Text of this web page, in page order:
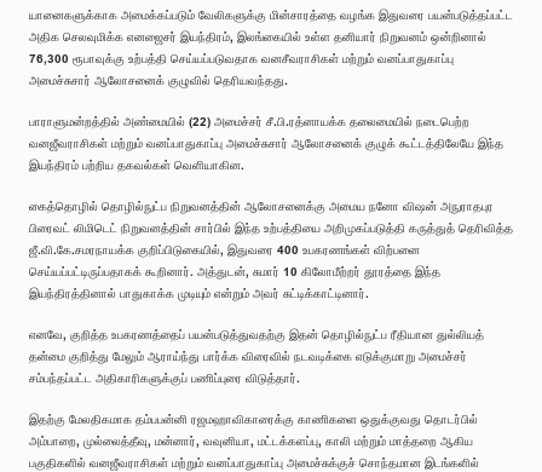
யானைகளுக்காக அமைக்கப்படும் வேலிகளுக்கு மின்சாரத்தை வழங்க இதுவரை பயன்படுத்தப்பட்ட
அதிக செலவுமிக்க எனஜைசர் இயந்திரம், இலங்கையில் உள்ள தனியார் நிறுவனம் ஒன்றினால்
76,300 ரூபாவுக்கு உற்பத்தி செய்யப்படுவதாக வனசீவராசிகள் மற்றும் வனப்பாதுகாப்பு
அமைச்சுசார் ஆலோசனைக் குழுவில் தெரியவந்தது.
பாராளுமன்றத்தில் அண்மையில் (22) அமைச்சர் சீ.பி.ரத்னாயக்க தலைமையில் நடைபெற்ற
வனஜீவராசிகள் மற்றும் வனப்பாதுகாப்பு அமைச்சுசார் ஆலோசனைக் குழுக் கூட்டத்திலேயே இந்த
இயந்திரம் பற்றிய தகவல்கள் வெளியாகின.
கைத்தொழில் தொழில்நுட்ப நிறுவனத்தின் ஆலோசனைக்கு அமைய நனோ விஷன் அநுராதபுர
பிரைவட் லிமிடெட் நிறுவனத்தின் சார்பில் இந்த உற்பத்தியை அறிமுகப்படுத்தி கருத்துத் தெரிவித்த
ஜீ.வி.கே.சமரநாயக்க குறிப்பிடுகையில், இதுவரை 400 உபகரணங்கள் விற்பனை
செய்யப்பட்டிருப்பதாகக் கூறினார். அத்துடன், சுமார் 10 கிலோமீற்றர் தூரத்தை இந்த
இயந்திரத்தினால் பாதுகாக்க முடியும் என்றும் அவர் சுட்டிக்காட்டினார்.
எனவே, குறித்த உபகரணத்தைப் பயன்படுத்துவதற்கு இதன் தொழில்நுட்ப ரீதியான துல்லியத்
தன்மை குறித்து மேலும் ஆராய்ந்து பார்க்க விரைவில் நடவடிக்கை எடுக்குமாறு அமைச்சர்
சம்பந்தப்பட்ட அதிகாரிகளுக்குப் பணிப்புரை விடுத்தார்.
இதற்கு மேலதிகமாக தம்பபன்னி ரஜமஹாவிகாரைக்கு காணிகளை ஒதுக்குவது தொடர்பில்
அம்பாறை, முல்லைத்தீவு, மன்னார், வவுனியா, மட்டக்களப்பு, காலி மற்றும் மாத்தறை ஆகிய
பகுதிகளில் வனஜீவராசிகள் மற்றும் வனப்பாதுகாப்பு அமைச்சுக்குச் சொந்தமான இடங்களில்